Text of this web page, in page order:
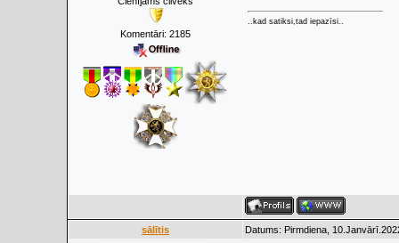
Komentāri: 2185
..kad satiksi,tad iepazīsi..
sālītis Datums: Pirmdiena,